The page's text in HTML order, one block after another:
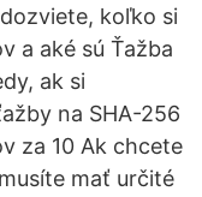
koľko si
a aké sú Ťažba
ak si
na SHA-256
za 10 Ak chcete
mať určité